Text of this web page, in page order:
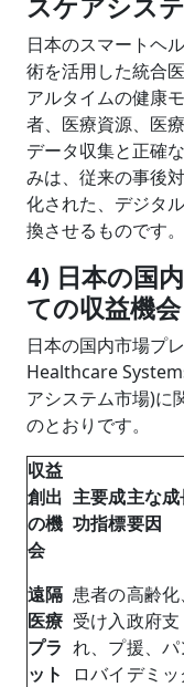
日本のスマートヘ
術を活用した統合
アルタイムの健康
者、医療資源、医
データ収集と正確
みは、従来の事後
化された、デジタ
換させるものです。
4) 日本の国
ての収益機会
日本の国内市場プ
Healthcare
アシステム市場)に
のとおりです。
収益
創出
の機
会
主要成
功指標
主な成
要因
遠隔
医療
プラ
ット
患者の
受け入
れ、プ
ロバイ
高齢化、
政府支
援、パ
デミッ